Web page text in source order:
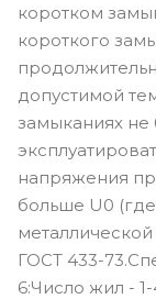
коротком
короткого
допустимой
замыканиях не
напряжения
больше U0
ГОСТ 433-
6:Число жил -